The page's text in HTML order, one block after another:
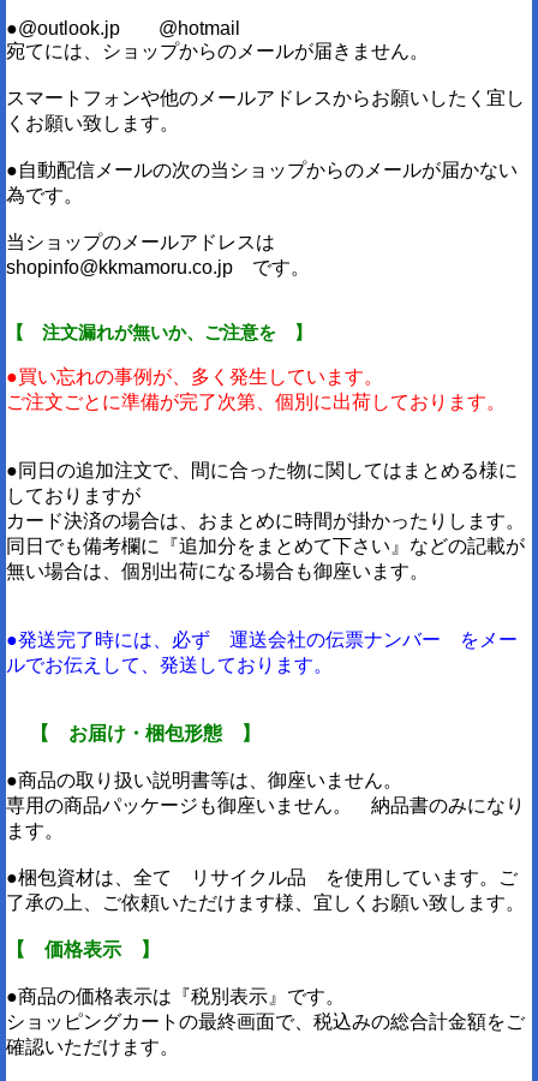
●@outlook.jp @hotmail
宛てには、ショップからのメールが届きません。
スマートフォンや他のメールアドレスからお願いしたく宜し
くお願い致します。
●自動配信メールの次の当ショップからのメールが届かない
為です。
当ショップのメールアドレスは
shopinfo@kkmamoru.co.jp です。
【 注文漏れが無いか、ご注意を 】
●買い忘れの事例が、多く発生しています。
ご注文ごとに準備が完了次第、個別に出荷しております。
●同日の追加注文で、間に合った物に関してはまとめる様に
しておりますが
カード決済の場合は、おまとめに時間が掛かったりします。
同日でも備考欄に『追加分をまとめて下さい』などの記載が
無い場合は、個別出荷になる場合も御座います。
●発送完了時には、必ず 運送会社の伝票ナンバー をメー
ルでお伝えして、発送しております。
【 お届け・梱包形態 】
●商品の取り扱い説明書等は、御座いません。
専用の商品パッケージも御座いません。 納品書のみになり
ます。
●梱包資材は、全て リサイクル品 を使用しています。ご
了承の上、ご依頼いただけます様、宜しくお願い致します。
【 価格表示 】
●商品の価格表示は『税別表示』です。
ショッピングカートの最終画面で、税込みの総合計金額をご
確認いただけます。